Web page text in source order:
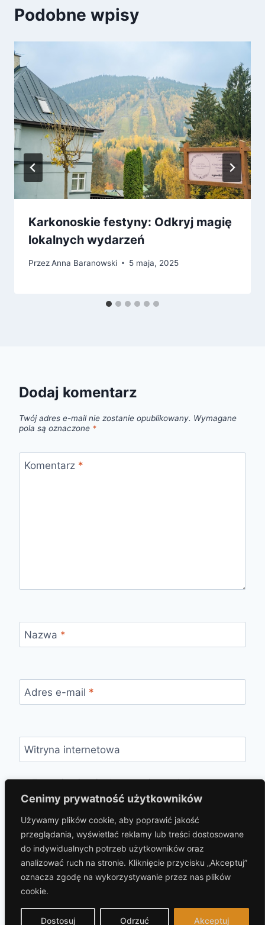
Cenimy prywatność użytkowników
Używamy plików cookie, aby poprawić jakość
przeglądania, wyświetlać reklamy lub treści dostosowane
do indywidualnych potrzeb użytkowników oraz
analizować ruch na stronie. Kliknięcie przycisku „Akceptuj”
oznacza zgodę na wykorzystywanie przez nas plików
cookie.
Dostosuj Odrzuć Akceptuj
Podobne wpisy
Karkonoskie festyny: Odkryj magię
lokalnych wydarzeń
PrzezAnna Baranowski 5 maja, 2025
Dodaj komentarz
Twój adres e-mail nie zostanie opublikowany. Wymagane
pola są oznaczone *
Komentarz *
Nazwa *
Adres e-mail *
Witryna internetowa
Zapamiętaj moje dane w tej przeglądarce
podczas pisania kolejnych komentarzy.
© 2026 hotelprzybaszcie.pl Motyw WordPress,
autor:Kadence WP